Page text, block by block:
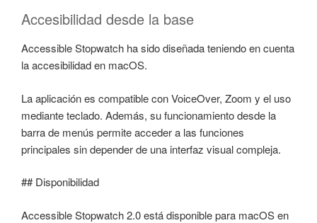
Accesibilidad desde la base
Accessible Stopwatch ha sido diseñada teniendo en cuenta
la accesibilidad en macOS.
La aplicación es compatible con VoiceOver, Zoom y el uso
mediante teclado. Además, su funcionamiento desde la
barra de menús permite acceder a las funciones
principales sin depender de una interfaz visual compleja.
## Disponibilidad
Accessible Stopwatch 2.0 está disponible para macOS en